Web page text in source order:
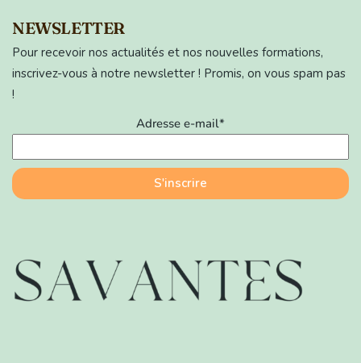
NEWSLETTER
Pour recevoir nos actualités et nos nouvelles formations,
inscrivez-vous à notre newsletter ! Promis, on vous spam pas
!
Adresse e-mail*